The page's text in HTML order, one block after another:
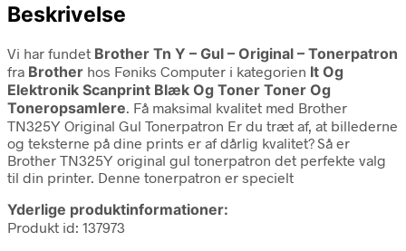
Beskrivelse
Vi har fundet Brother Tn Y – Gul – Original – Tonerpatron
fra Brother hos Føniks Computer i kategorien It Og
Elektronik Scanprint Blæk Og Toner Toner Og
Toneropsamlere. Få maksimal kvalitet med Brother
TN325Y Original Gul Tonerpatron Er du træt af, at billederne
og teksterne på dine prints er af dårlig kvalitet? Så er
Brother TN325Y original gul tonerpatron det perfekte valg
til din printer. Denne tonerpatron er specielt
Yderlige produktinformationer:
Produkt id: 137973